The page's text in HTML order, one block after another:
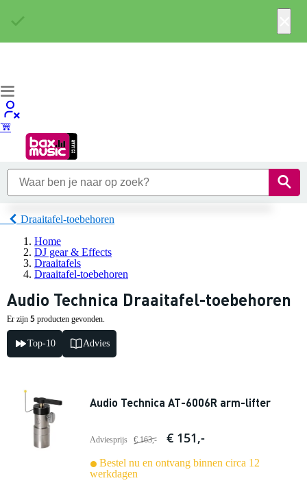
Draaitafel-toebehoren
Home
DJ gear & Effects
Draaitafels
Draaitafel-toebehoren
Audio Technica Draaitafel-toebehoren
Er zijn 5 producten gevonden.
Top-10 Advies
Audio Technica AT-6006R arm-lifter
Adviesprijs € 163,- € 151,-
Bestel nu en ontvang binnen circa 12
werkdagen